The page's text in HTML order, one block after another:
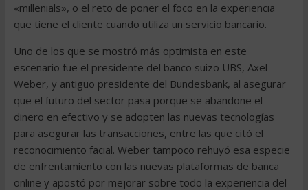
«millenials», o el reto de poner el foco en la experiencia
que tiene el cliente cuando utiliza un servicio bancario.
Uno de los que se mostró más optimista en este
escenario fue el presidente del banco suizo UBS, Axel
Weber, y antiguo presidente del Bundesbank, al asegurar
que el futuro del sector pasa porque se abandone el
dinero en efectivo y se adopten las nuevas tecnologías
para asegurar las transacciones, entre las que citó el
reconocimiento facial. Weber tampoco rehuyó esa especie
de enfrentamiento con las nuevas plataformas de banca
online y apostó por mejorar sobre todo la experiencia del